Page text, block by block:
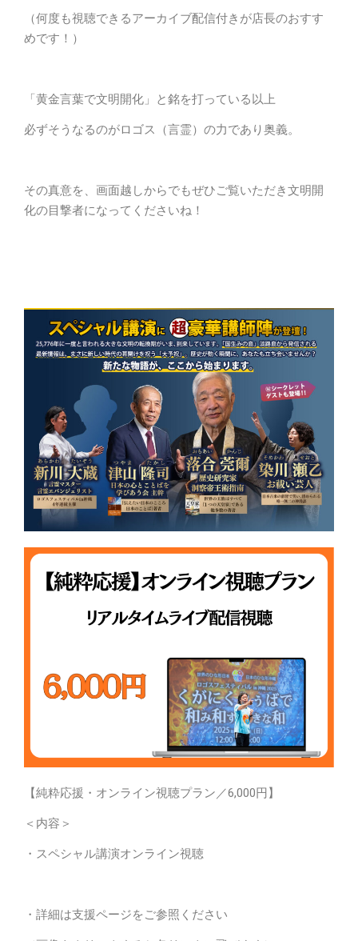
（何度も視聴できるアーカイブ配信付きが店長のおすす
めです！）
「黄金言葉で文明開化」と銘を打っている以上
必ずそうなるのがロゴス（言霊）の力であり奥義。
その真意を、画面越しからでもぜひご覧いただき文明開
化の目撃者になってくださいね！
【純粋応援・オンライン視聴プラン／6,000円】
＜内容＞
・スペシャル講演オンライン視聴
・詳細は支援ページをご参照ください